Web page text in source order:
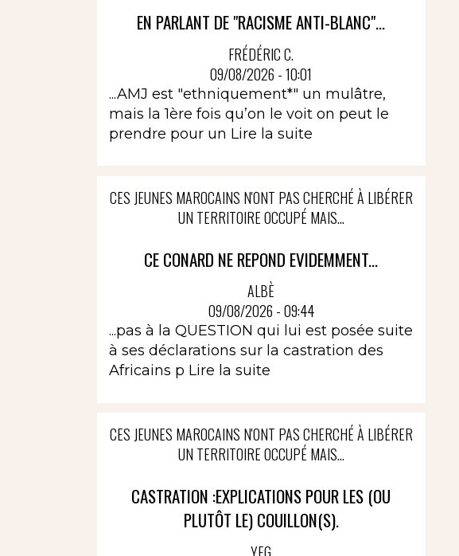
EN PARLANT DE "RACISME ANTI-BLANC"...
FRÉDÉRIC C.
09/08/2026 - 10:01
...AMJ est "ethniquement*" un mulâtre,
mais la 1ère fois qu’on le voit on peut le
prendre pour un Lire la suite
CES JEUNES MAROCAINS N'ONT PAS CHERCHÉ À LIBÉRER
UN TERRITOIRE OCCUPÉ MAIS...
CE CONARD NE REPOND EVIDEMMENT...
ALBÈ
09/08/2026 - 09:44
...pas à la QUESTION qui lui est posée suite
à ses déclarations sur la castration des
Africains p Lire la suite
CES JEUNES MAROCAINS N'ONT PAS CHERCHÉ À LIBÉRER
UN TERRITOIRE OCCUPÉ MAIS...
CASTRATION :EXPLICATIONS POUR LES (OU
PLUTÔT LE) COUILLON(S).
YEG